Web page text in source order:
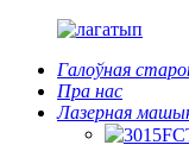
Галоўная
Пра нас
Лазерная